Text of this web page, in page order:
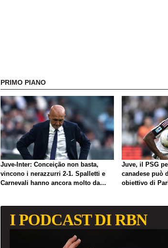
PRIMO PIANO
Juve-Inter: Conceição non basta,
vincono i nerazzurri 2-1. Spalletti e
Carnevali hanno ancora molto da
Juve, il PSG
canadese può
obiettivo di
I PODCAST DI RBN